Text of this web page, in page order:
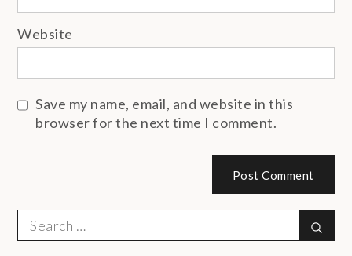
Website
Save my name, email, and website in this
browser for the next time I comment.
Search
for: